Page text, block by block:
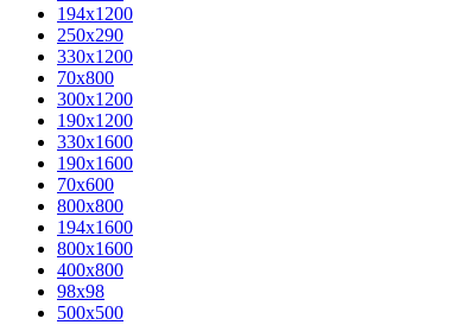
194x1200
250x290
330x1200
70x800
300x1200
190x1200
330x1600
190x1600
70x600
800x800
194x1600
800x1600
400х800
98x98
500x500